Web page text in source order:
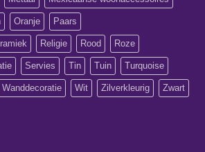
Oranje Paars
Religie Rood Roze
Servies Tin Tuin Turquoise
Wanddecoratie Wit Zilverkleurig Zwart